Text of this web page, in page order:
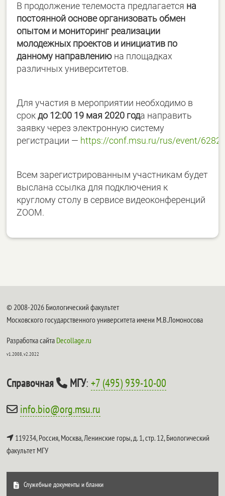
В продолжение телемоста предлагается на
постоянной основе организовать обмен
опытом и мониторинг реализации
молодежных проектов и инициатив по
данному направлению на площадках
различных университетов.
Для участия в мероприятии необходимо в
срокдо 12:00 19 мая 2020 года направить
заявку через электронную систему
регистрации — https://conf.msu.ru/rus/event/6282/
Всем зарегистрированным участникам будет
выслана ссылка для подключения к
круглому столу в сервисе видеоконференций
ZOOM.
© 2008-2026 Биологический факультет
Московского государственного университета имени М.В.Ломоносова
Разработка сайта Decollage.ru
v1.2008, v2.2022
Справочная МГУ:+7 (495) 939-10-00
info.bio@org.msu.ru
119234, Россия, Москва, Ленинские горы, д. 1, стр. 12,Биологический
факультет МГУ
Служебные документы и бланки